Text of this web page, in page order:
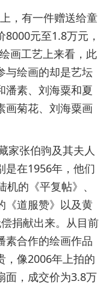
有一件赠送给童
元至1.8万元，
画工艺上来看，此
与绘画的却是艺坛
潘素、刘海粟和夏
画菊花、刘海粟画
张伯驹及其夫人
是在1956年，他们
的《平复帖》、
《道服赞》以及黄
捐献出来。从目前
素合作的绘画作品
，像2006年上拍的
面，成交价为3.8万